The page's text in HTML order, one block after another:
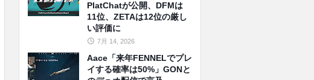
PlatChatが公開、DFMは
11位、ZETAは12位の厳し
い評価に
7月 14, 2026
Aace「来年FENNELでプレ
イする確率は50%」GONと